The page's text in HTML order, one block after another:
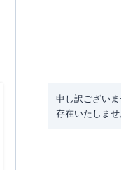
申し訳ござい
存在いたしませ